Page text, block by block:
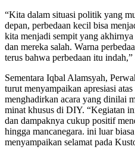
“Kita dalam situasi politik yang
depan, perbedaan kecil bisa
kita menjadi sempit yang
dan mereka salah. Warna
terus bahwa perbedaan itu
Sementara Iqbal Alamsyah,
turut menyampaikan apresiasi
menghadirkan acara yang dinilai
minat khusus di DIY. “Kegiatan
dan dampaknya cukup positif
hingga mancanegara. ini luar
menyampaikan selamat pada